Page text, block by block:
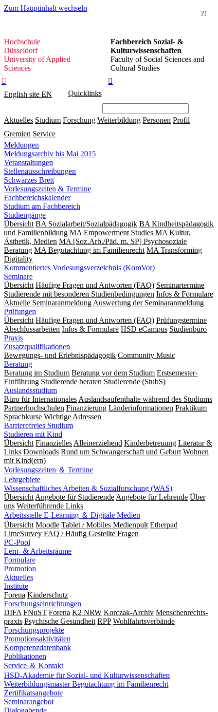
Zum Hauptinhalt wechseln
?!
Hochschule
Düsseldorf
Hochschule
Düsseldorf
University of Applied
Sciences
Fachbereich Sozial- &
Kulturwissenschaften
Faculty of Social Sciences and
Cultural Studies


English site EN Quicklinks
Aktuelles Studium Forschung Weiterbildung Personen Profil
Gremien Service
Meldungen
Meldungsarchiv bis Mai 2015
Veranstaltungen
Stellenausschreibungen
Schwarzes Brett
Vorlesungszeiten & Termine
Fachbereichskalender
Studium am Fachbereich
Studiengänge
Übersicht BA Sozialarbeit/Sozialpädagogik BA Kindheitspädagogik
und Familienbildung MA Empowerment Studies MA Kultur,
Ästhetik, Medien MA [Soz.Arb./Päd. m. SP] Psychosoziale
Beratung MA Begut­ach­tung im Fami­lien­recht MA Transforming
Digitality
Kommentiertes Vorlesungsverzeichnis (KomVor)
Seminare
Übersicht Häufige Fragen und Antworten (FAQ) Seminartermine
Studierende mit besonderen Studienbedingungen Infos & Formulare
Aktuelle Seminaranmeldung Auswertung der Seminaranmeldung
Prüfungen
Übersicht Häufige Fragen und Antworten (FAQ) Prüfungstermine
Abschlussarbeiten Infos & Formulare HSD eCampus Studienbüro
Praxis
Zusatzqualifikationen
Bewegungs- und Erlebnispädagogik Community Music
Beratung
Beratung im Studium Beratung vor dem Studium Erstsemester-
Einführung Studierende beraten Studierende (StubS)
Auslandsstudium
Büro für Internationales Auslandsaufenthalte während des Studiums
Partnerhochschulen Finanzierung Länderinformationen Praktikum
Sprachkurse Wichtige Adressen
Barrierefreies Studium
Studieren mit Kind
Übersicht Finanzielles Alleinerziehend Kinderbetreuung Literatur &
Links Downloads Rund um Schwangerschaft und Geburt Wohnen
mit Kind(ern)
Vorlesungszeiten ＆ Termine
Lehrgebiete
Wissenschaftliches Arbeiten & Sozialforschung (WAS)
Übersicht Angebote für Studierende Angebote für Lehrende Über
uns Weiterführende Links
Arbeitsstelle E-Learning ＆ Digitale Medien
Übersicht Moodle Tablet / Mobiles Medienpult Etherpad
LimeSurvey FAQ / Häufig Gestellte Fragen
PC-Pool
Lern- & Arbeitsräume
Formulare
Promotion
Aktuelles
Institute
Forena Kinderschutz
Forschungseinrichtungen
DIFA FNuST Forena K2 NRW Korczak-Archiv Men­schen­rechts­
praxis Psy­chische Gesund­heit RPP Wohlfahrts­verbände
Forschungsprojekte
Promotionsaktivitäten
Kompetenzdatenbank
Publikationen
Service ＆ Kontakt
HSD-Akademie für Sozial- und Kulturwissenschaften
Weiterbildungsmaster Begutachtung im Familienrecht
Zertifikatsangebote
Seminarangebot
Dialogabende